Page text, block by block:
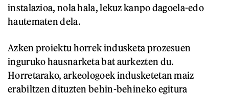
instalazioa, nola hala, lekuz kanpo dagoela-edo
hautematen dela.
Azken proiektu horrek indusketa prozesuen
inguruko hausnarketa bat aurkezten du.
Horretarako, arkeologoek indusketetan maiz
erabiltzen dituzten behin-behineko egitura